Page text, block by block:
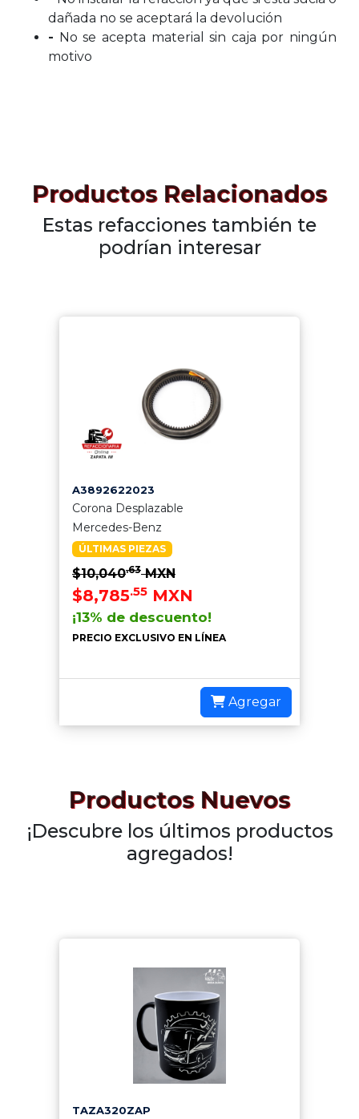
dañada no se aceptará la devolución
- No se acepta material sin caja por ningún
motivo
Productos Relacionados
Estas refacciones también te
podrían interesar
A3892622023
Corona Desplazable
Mercedes-Benz
ÚLTIMAS PIEZAS
$10,040.63MXN
$8,785.55 MXN
¡13% de descuento!
PRECIO EXCLUSIVO EN LÍNEA
Agregar
Productos Nuevos
¡Descubre los últimos productos
agregados!
TAZA320ZAP